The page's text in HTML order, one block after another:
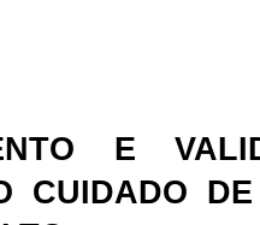
E
CUIDADO